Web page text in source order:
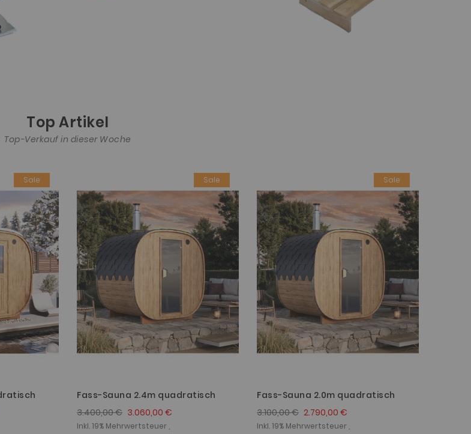
Top Artikel
Top-Verkauf in dieser Woche
Sale Sale
Fass-Sauna 2.4m quadratisch
3.060,00 €
3.400,00 €
Inkl. 19% Mehrwertsteuer ,
Sale
Fass-Sauna 2.0m quadratisch
2.790,00 €
3.100,00 €
Inkl. 19% Mehrwertsteuer ,